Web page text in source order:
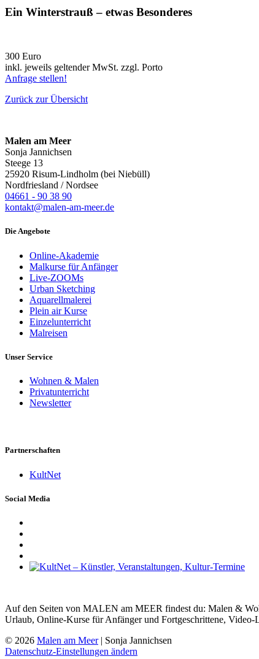
Ein Winterstrauß – etwas Besonderes
300 Euro
inkl. jeweils geltender MwSt. zzgl. Porto
Anfrage stellen!
Zurück zur Übersicht
Malen am Meer
Sonja Jannichsen
Steege 13
25920 Risum-Lindholm (bei Niebüll)
Nordfriesland / Nordsee
04661 - 90 38 90
kontakt@malen-am-meer.de
Die Angebote
Online-Akademie
Malkurse für Anfänger
Live-ZOOMs
Urban Sketching
Aquarellmalerei
Plein air Kurse
Einzelunterricht
Malreisen
Unser Service
Wohnen & Malen
Privatunterricht
Newsletter
Partnerschaften
KultNet
Social Media
Auf den Seiten von MALEN am MEER findest du: Malen &
Urlaub, Online-Kurse für Anfänger und Fortgeschrittene,
© 2026 Malen am Meer| Sonja Jannichsen
Datenschutz-Einstellungen ändern